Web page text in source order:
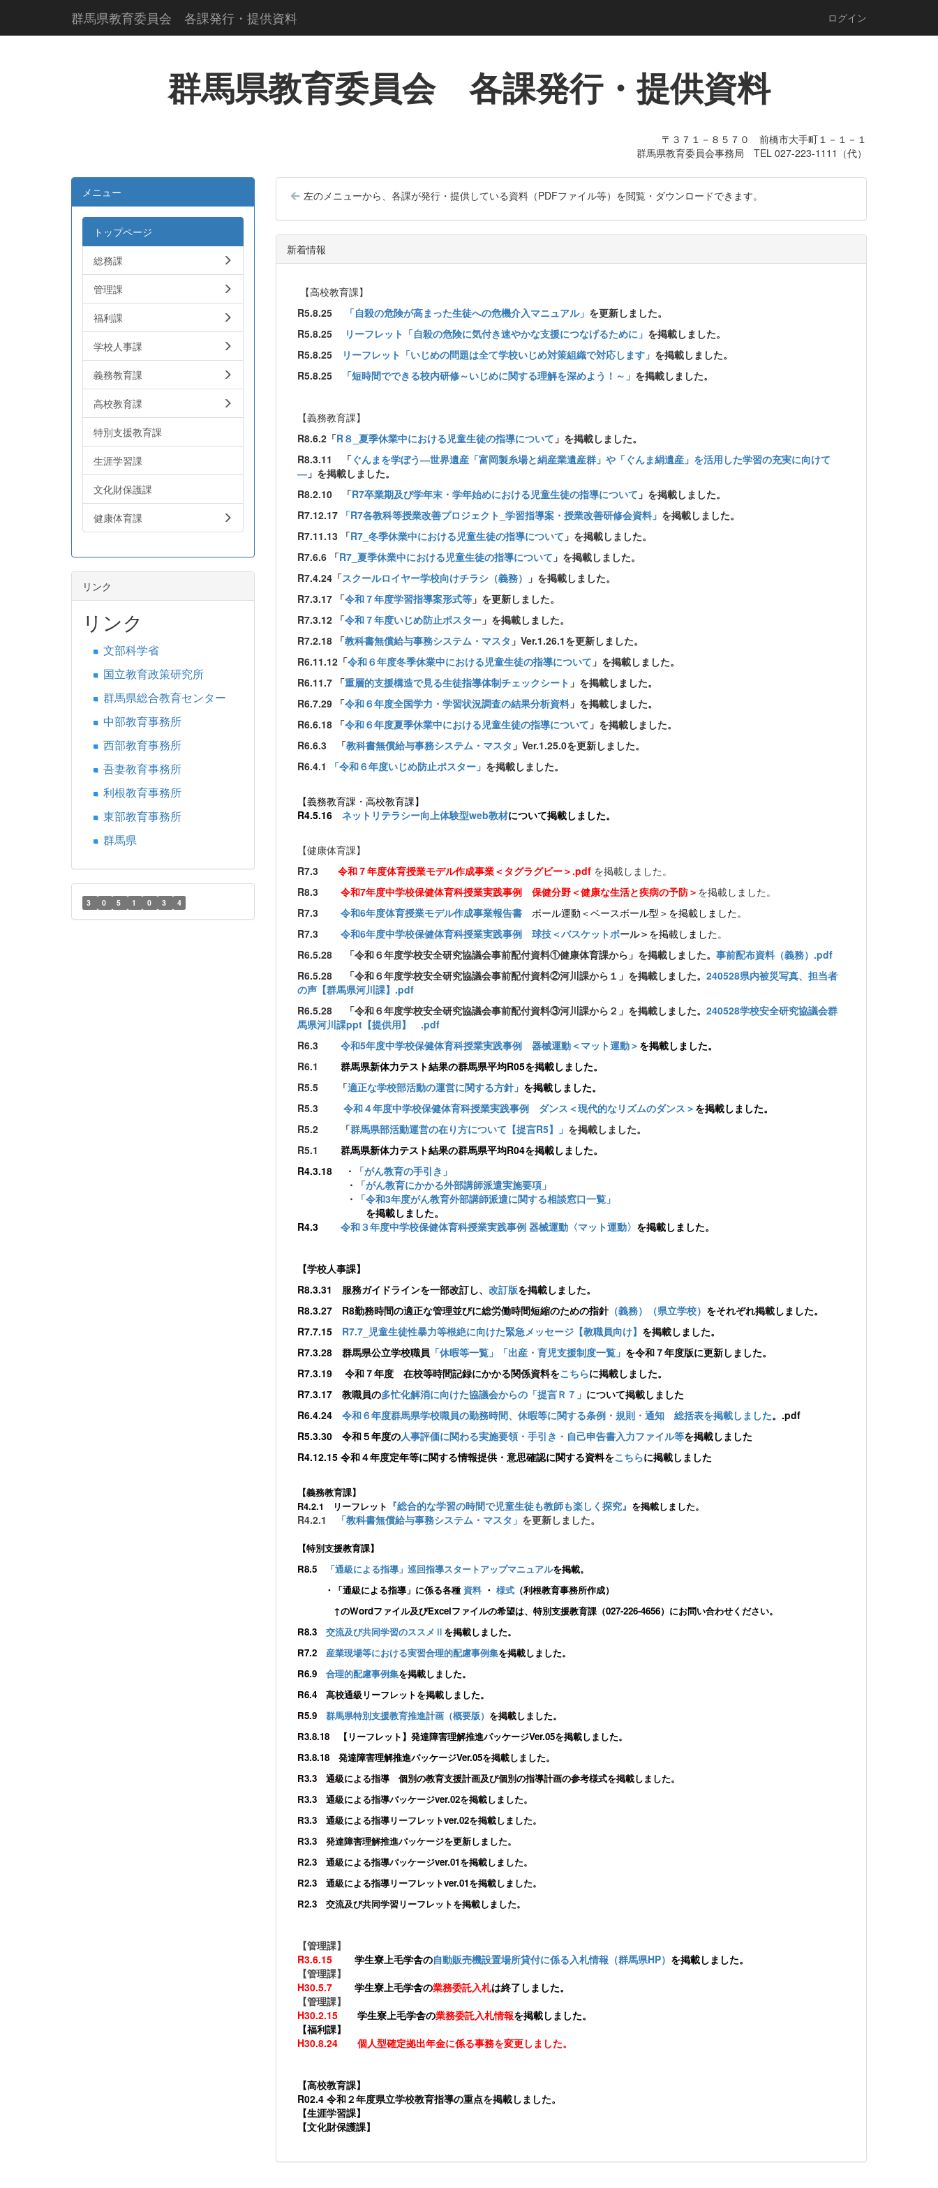
群馬県教育委員会 各課発行・提供資料 ログイン
群馬県教育委員会 各課発行・提供資料
〒３７１－８５７０ 前橋市大手町１－１－１
群馬県教育委員会事務局 TEL 027-223-1111（代）
左のメニューから、各課が発行・提供している資料（PDFファイル等）を閲覧・ダウンロードできます。
新着情報
【高校教育課】
R5.8.25
「自殺の危険が高まった生徒への危機介入マニュアル」 を更新しました。
R5.8.25
リーフレット「自殺の危険に気付き速やかな支援につなげるために」 を掲載しました。
R5.8.25
リーフレット「いじめの問題は全て学校いじめ対策組織で対応します」 を掲載しました。
R5.8.25
「短時間でできる校内研修～いじめに関する理解を深めよう！～」 を掲載しました。
【義務教育課】
R8.6.2「R８_夏季休業中における児童生徒の指導について 」を掲載しました。
R8.3.11 「ぐんまを学ぼう―世界遺産「富岡製糸場と絹産業遺産群」や「ぐんま絹遺産」を活用した学習の充実に向けて
―」を掲載しました。
R8.2.10 「R7卒業期及び学年末・学年始めにおける児童生徒の指導について 」を掲載しました。
R7.12.17 「R7各教科等授業改善プロジェクト_学習指導案・授業改善研修会資料」 を掲載しました。
R7.11.13 「R7_冬季休業中における児童生徒の指導について 」を掲載しました。
R7.6.6 「R7_夏季休業中における児童生徒の指導について 」を掲載しました。
R7.4.24「スクールロイヤー学校向けチラシ（義務）
」を掲載しました。
R7.3.17 「令和７年度学習指導案形式等」を更新しました。
R7.3.12 「令和７年度いじめ防止ポスター」を掲載しました。
R7.2.18 「教科書無償給与事務システム・マスタ 」Ver.1.26.1を更新しました。
R6.11.12「令和６年度冬季休業中における児童生徒の指導について 」を掲載しました。
R6.11.7 「重層的支援構造で見る生徒指導体制チェックシート 」を掲載しました。
R6.7.29 「令和６年度全国学力・学習状況調査の結果分析資料」を掲載しました。
R6.6.18 「令和６年度夏季休業中における児童生徒の指導について 」を掲載しました。
R6.6.3 「教科書無償給与事務システム・マスタ 」Ver.1.25.0を更新しました。
R6.4.1
「令和６年度いじめ防止ポスター」 を掲載しました。
【義務教育課・高校教育課】
R4.5.16 ネットリテラシー向上体験型web教材について掲載しました。
【健康体育課】
R7.3 令和７年度体育授業モデル作成事業＜タグラグビー＞.pdf を掲載しました。
R8.3
令和7年度中学校保健体育科授業実践事例 保健分野＜健康な生活と疾病の予防＞ を掲載しました。
R7.3 令和6年度体育授業モデル作成事業報告書ボール運動＜ベースボール型＞を掲載しました。
R7.3 令和6年度中学校保健体育科授業実践事例 球技＜バスケットボール＞ を掲載しました。
R6.5.28 「令和６年度学校安全研究協議会事前配付資料①健康体育課から」を掲載しました。 事前配布資料（義務）.pdf
R6.5.28 「令和６年度学校安全研究協議会事前配付資料②河川課から１」を掲載しました。 240528県内被災写真、担当者
の声【群馬県河川課】.pdf
R6.5.28 「令和６年度学校安全研究協議会事前配付資料③河川課から２」を掲載しました。 240528学校安全研究協議会群
馬県河川課ppt【提供用】 .pdf
R6.3 令和5年度中学校保健体育科授業実践事例 器械運動＜マット運動＞ を掲載しました。
R6.1 群馬県新体力テスト結果の群馬県平均R05を掲載しました。
R5.5 「適正な学校部活動の運営に関する方針」 を掲載しました。
R5.3 令和４年度中学校保健体育科授業実践事例 ダンス＜現代的なリズムのダンス＞ を掲載しました。
R5.2 「群馬県部活動運営の在り方について【提言R5】」 を掲載しました。
R5.1 群馬県新体力テスト結果の群馬県平均R04を掲載しました。
R4.3.18
・
「がん教育の手引き」
・
「がん教育にかかる外部講師派遣実施要項」
・
「令和3年度がん教育外部講師派遣に関する相談窓口一覧」
を掲載しました。
R4.3 令和３年度中学校保健体育科授業実践事例 器械運動〈マット運動〉 を掲載しました。
【学校人事課】
R8.3.31 服務ガイドラインを一部改訂し、 改訂版を掲載しました。
R8.3.27 R8勤務時間の適正な管理並びに総労働時間短縮のための指針（義務） （県立学校） をそれぞれ掲載しました。
R7.7.15 R7.7_児童生徒性暴力等根絶に向けた緊急メッセージ【教職員向け】 を掲載しました。
R7.3.28 群馬県公立学校職員 「休暇等一覧」「出産・育児支援制度一覧」 を令和７年度版に更新しました。
R7.3.19 令和７年度 在校等時間記録にかかる関係資料をこちらに掲載しました。
R7.3.17 教職員の多忙化解消に向けた協議会からの「提言Ｒ７」 について掲載しました
R6.4.24 令和６年度群馬県学校職員の勤務時間、休暇等に関する条例・規則・通知 総括表を掲載しました。.pdf
R5.3.30 令和５年度の人事評価に関わる実施要領・手引き・自己申告書入力ファイル等を掲載しました
R4.12.15 令和４年度定年等に関する情報提供・意思確認に関する資料をこちらに掲載しました
【義務教育課】
R4.2.1 リーフレット 『総合的な学習の時間で児童生徒も教師も楽しく探究』 を掲載しました。
R4.2.1 「教科書無償給与事務システム・マスタ」 を更新しました。
【特別支援教育課】
R8.5
「通級による指導」巡回指導スタートアップマニュアルを掲載。
・「通級による指導」に係る各種 資料・ 様式（利根教育事務所作成）
↑のWordファイル及びExcelファイルの希望は、特別支援教育課（027-226-4656）にお問い合わせください。
R8.3 交流及び共同学習のススメⅡ を掲載しました。
R7.2 産業現場等における実習合理的配慮事例集を掲載しました。
R6.9 合理的配慮事例集を掲載しました。
R6.4 高校通級リーフレットを掲載しました。
R5.9 群馬県特別支援教育推進計画（概要版） を掲載しました。
R3.8.18
【リーフレット】発達障害理解推進パッケージVer.05を掲載しました。
R3.8.18 発達障害理解推進パッケージVer.05を掲載しました。
R3.3 通級による指導 個別の教育支援計画及び個別の指導計画の参考様式を掲載しました。
R3.3 通級による指導パッケージver.02を掲載しました。
R3.3 通級による指導リーフレットver.02を掲載しました。
R3.3 発達障害理解推進パッケージを更新しました。
R2.3 通級による指導パッケージver.01を掲載しました。
R2.3 通級による指導リーフレットver.01を掲載しました。
R2.3 交流及び共同学習リーフレットを掲載しました。
【管理課】
R3.6.15 学生寮上毛学舎の自動販売機設置場所貸付に係る入札情報（群馬県HP） を掲載しました。
【管理課】
H30.5.7 学生寮上毛学舎の業務委託入札は終了しました。
【管理課】
H30.2.15 学生寮上毛学舎の業務委託入札情報を掲載しました。
【福利課】
H30.8.24 個人型確定拠出年金に係る事務を変更しました。
【高校教育課】
R02.4 令和２年度県立学校教育指導の重点を掲載しました。
【生涯学習課】
【文化財保護課】
メニュー
トップページ
総務課
管理課
福利課
学校人事課
義務教育課
高校教育課
特別支援教育課
生涯学習課
文化財保護課
健康体育課
リンク
リンク
文部科学省
国立教育政策研究所
群馬県総合教育センター
中部教育事務所
西部教育事務所
吾妻教育事務所
利根教育事務所
東部教育事務所
群馬県
3 0 5 1 0 3 4